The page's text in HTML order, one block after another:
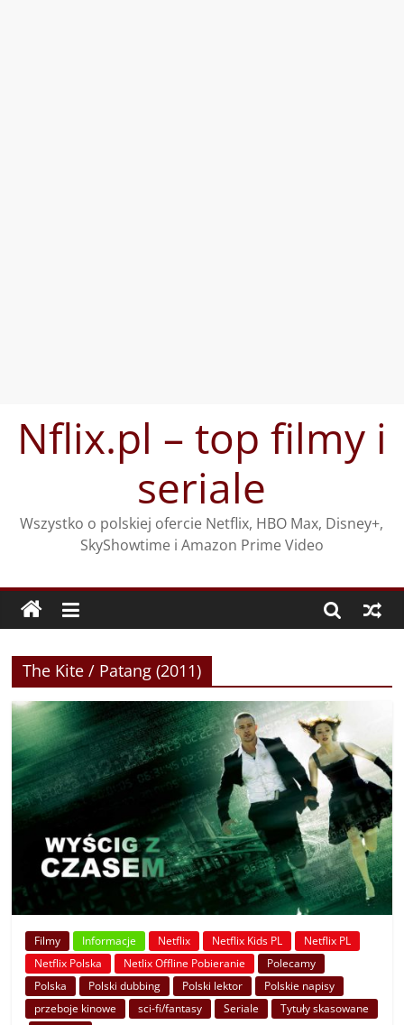
treściNflix.pl – top filmy i
seriale
Wszystko o polskiej ofercie Netflix, HBO Max, Disney+,
SkyShowtime i Amazon Prime Video
The Kite / Patang (2011)
Filmy Informacje Netflix Netflix Kids PL
Netflix PL
Netflix Polska
Netlix Offline Pobieranie
Polecamy
Polska
Polski dubbing Polski lektor
Polskie napisy
przeboje kinowe
sci-fi/fantasy Seriale
Tytuły skasowane